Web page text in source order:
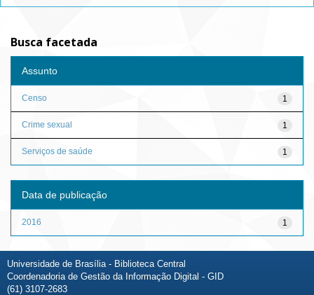
Busca facetada
Assunto
1
Censo
1
Crime sexual
1
Serviços de saúde
Data de publicação
1
2016
Universidade de Brasília - Biblioteca Central
Coordenadoria de Gestão da Informação Digital - GID
(61) 3107-2683